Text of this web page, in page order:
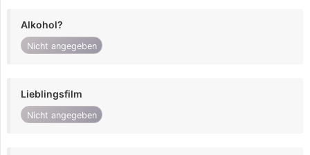
Alkohol?
Nicht angegeben
Lieblingsfilm
Nicht angegeben